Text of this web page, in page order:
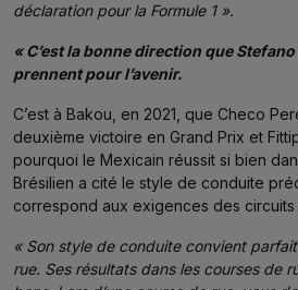
déclaration pour la Formule 1 ».
« C’est la bonne direction que
prennent pour l’avenir.
C’est à Bakou, en 2021, que Checo
deuxième victoire en Grand Prix et
pourquoi le Mexicain réussit si bien
Brésilien a cité le style de conduite
correspond aux exigences des circuits
« Son style de conduite convient
rue. Ses résultats dans les courses de